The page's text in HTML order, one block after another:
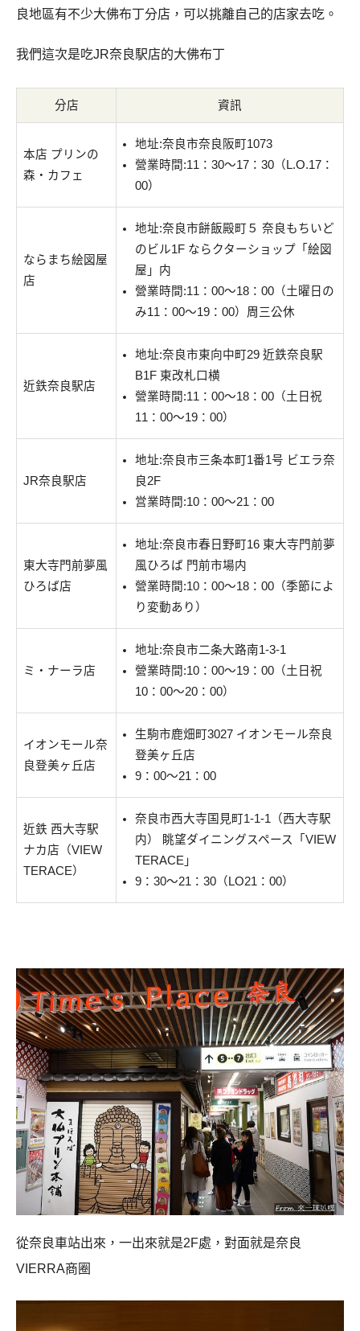
良地區有不少大佛布丁分店，可以挑離自己的店家去吃。
我們這次是吃JR奈良駅店的大佛布丁
分店 資訊
本店 プリンの
森・カフェ
地址:奈良市奈良阪町1073
營業時間:11：30～17：30（L.O.17：
00）
ならまち絵図屋
店
地址:奈良市餅飯殿町５ 奈良もちいど
のビル1F ならクターショップ「絵図
屋」内
營業時間:11：00～18：00（土曜日の
み11：00〜19：00）周三公休
近鉄奈良駅店
地址:奈良市東向中町29 近鉄奈良駅
B1F 東改札口横
營業時間:11：00～18：00（土日祝
11：00〜19：00）
JR奈良駅店
地址:奈良市三条本町1番1号 ビエラ奈
良2F
営業時間:10：00～21：00
東大寺門前夢風
ひろば店
地址:奈良市春日野町16 東大寺門前夢
風ひろば 門前市場内
營業時間:10：00～18：00（季節によ
り変動あり）
ミ・ナーラ店
地址:奈良市二条大路南1-3-1
營業時間:10：00～19：00（土日祝
10：00〜20：00）
イオンモール奈
良登美ヶ丘店
生駒市鹿畑町3027 イオンモール奈良
登美ヶ丘店
9：00～21：00
近鉄 西大寺駅
ナカ店（VIEW
TERACE）
奈良市西大寺国見町1-1-1（西大寺駅
内） 眺望ダイニングスペース「VIEW
TERACE」
9：30～21：30（LO21：00）
從奈良車站出來，一出來就是2F處，對面就是奈良
VIERRA商圈